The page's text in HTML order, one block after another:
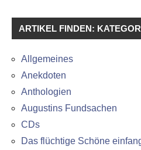
ARTIKEL FINDEN:
Allgemeines
Anekdoten
Anthologien
Augustins Fundsachen
CDs
Das flüchtige Schöne